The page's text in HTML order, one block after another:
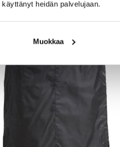
heidän palvelujaan.
Muokkaa